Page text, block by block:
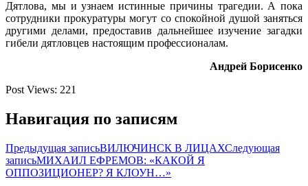
Дятлова, мы и узнаем истинные причины трагедии. А пока
сотрудники прокуратуры могут со спокойной душой заняться
другими делами, предоставив дальнейшее изучение загадки
гибели дятловцев настоящим профессионалам.
Андрей Борисенко
Post Views: 221
Навигация по записям
Предыдущая записьВИЛЮЧИНСК В ЛИЦАХСледующая
записьМИХАИЛ ЕФРЕМОВ: «КАКОЙ Я
ОППОЗИЦИОНЕР? Я КЛОУН…»